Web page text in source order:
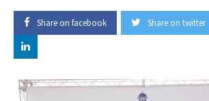
Share on facebook Share on twitter